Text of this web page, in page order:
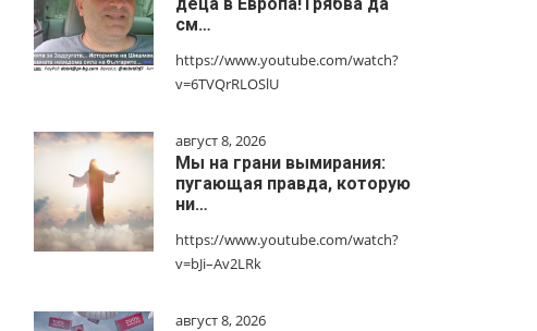
см…
https://www.youtube.com/watch?
v=6TVQrRLOSlU
август 8, 2026
Мы на грани вымирания:
пугающая правда, которую
ни…
https://www.youtube.com/watch?
v=bJi–Av2LRk
август 8, 2026